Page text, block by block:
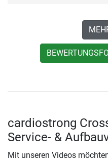
cardiostrong
Service- &
Mit unseren Videos